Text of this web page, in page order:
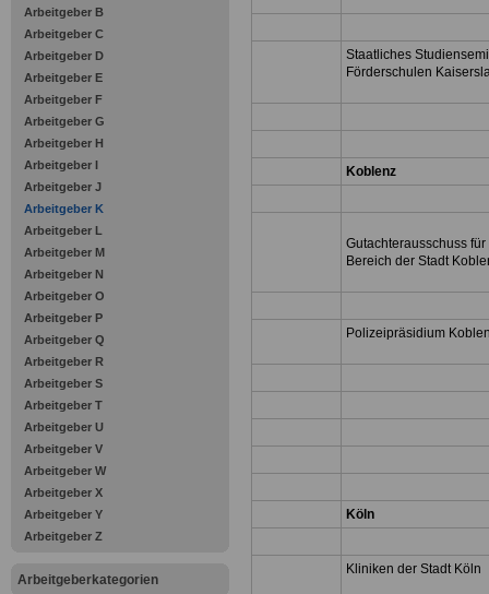
Arbeitgeber B
Arbeitgeber C
Arbeitgeber D
Arbeitgeber E
Arbeitgeber F
Arbeitgeber G
Arbeitgeber H
Arbeitgeber I
Arbeitgeber J
Arbeitgeber K
Arbeitgeber L
Arbeitgeber M
Arbeitgeber N
Arbeitgeber O
Arbeitgeber P
Arbeitgeber Q
Arbeitgeber R
Arbeitgeber S
Arbeitgeber T
Arbeitgeber U
Arbeitgeber V
Arbeitgeber W
Arbeitgeber X
Arbeitgeber Y
Arbeitgeber Z
Arbeitgeberkategorien
Staatliches
Förderschulen
Koblenz
Gutachterausschuss
Bereich der Stadt
Polizeipräsidium
Köln
Kliniken der Stadt Köln